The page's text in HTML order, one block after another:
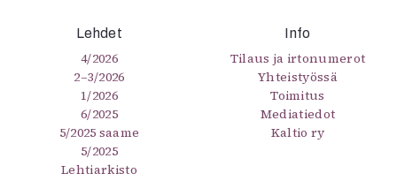
Lehdet
4/2026
2–3/2026
1/2026
6/2025
5/2025 saame
5/2025
Lehtiarkisto
Info
Tilaus ja irtonumerot
Yhteistyössä
Toimitus
Mediatiedot
Kaltio ry